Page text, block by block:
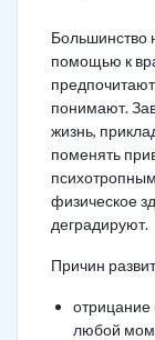
Большинство
помощью к
предпочитают
понимают.
жизнь,
поменять
физическое
деградируют.
Причин
отрицание
любой